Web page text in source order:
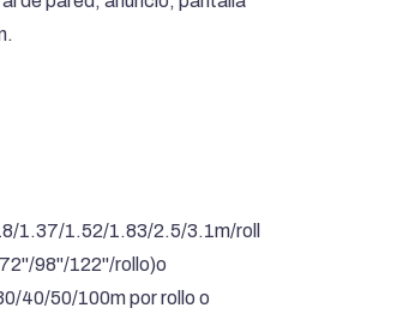
1.37/1.52/1.83/2.5/3.1m/roll
98''/122''/rollo)o
40/50/100m por rollo o